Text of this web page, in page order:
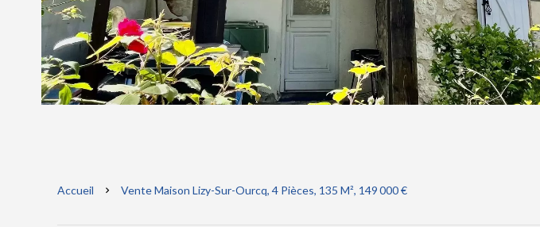
Accueil Vente Maison Lizy-Sur-Ourcq, 4 Pièces, 135 M², 149 000 €